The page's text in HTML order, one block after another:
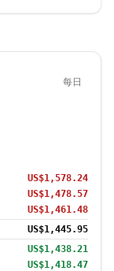
每日
US$1,578.24
US$1,478.57
US$1,461.48
US$1,445.95
US$1,438.21
US$1,418.47